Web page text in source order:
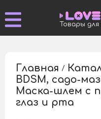
Товары для
Главная /
BDSM, садо-
Маска-шлем с
глаз и рта